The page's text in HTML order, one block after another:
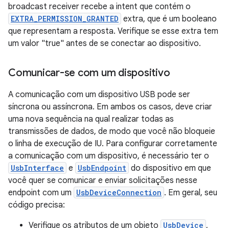
broadcast receiver recebe a intent que contém o
EXTRA_PERMISSION_GRANTED extra, que é um booleano
que representam a resposta. Verifique se esse extra tem
um valor "true" antes de se conectar ao dispositivo.
Comunicar-se com um dispositivo
A comunicação com um dispositivo USB pode ser
síncrona ou assíncrona. Em ambos os casos, deve criar
uma nova sequência na qual realizar todas as
transmissões de dados, de modo que você não bloqueie
o linha de execução de IU. Para configurar corretamente
a comunicação com um dispositivo, é necessário ter o
UsbInterface e UsbEndpoint do dispositivo em que
você quer se comunicar e enviar solicitações nesse
endpoint com um UsbDeviceConnection . Em geral, seu
código precisa:
Verifique os atributos de um objeto UsbDevice ,